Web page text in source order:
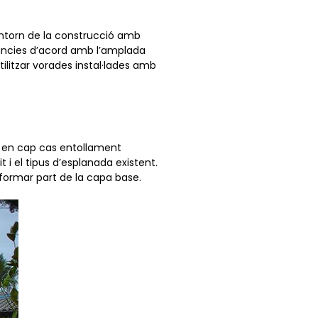
de la construcció amb
d’acord amb l’amplada
vorades instal·lades amb
en cap cas entollament
i el tipus d’esplanada existent.
part de la capa base.